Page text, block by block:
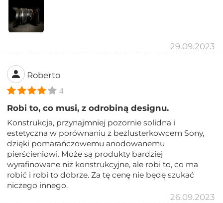
29.09.2023
Roberto
4
Robi to, co musi, z odrobiną designu.
Konstrukcja, przynajmniej pozornie solidna i
estetyczna w porównaniu z bezlusterkowcem Sony,
dzięki pomarańczowemu anodowanemu
pierścieniowi. Może są produkty bardziej
wyrafinowane niż konstrukcyjne, ale robi to, co ma
robić i robi to dobrze. Za tę cenę nie będę szukać
niczego innego.
26.09.2023